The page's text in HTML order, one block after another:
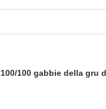
100 gabbie della gru